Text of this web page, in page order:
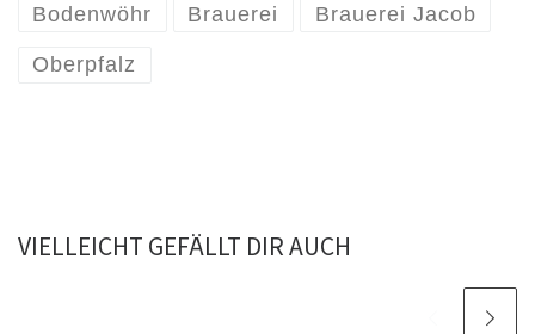
Bodenwöhr Brauerei Brauerei Jacob
Oberpfalz
VIELLEICHT GEFÄLLT DIR AUCH